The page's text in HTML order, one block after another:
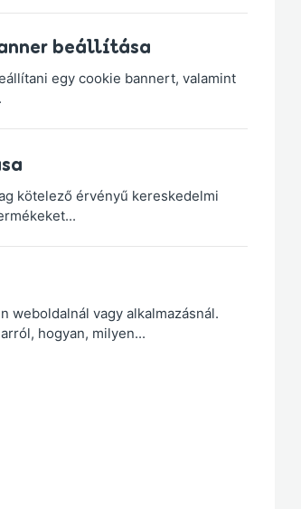
beállítása
egy cookie bannert, valamint
kötelező érvényű kereskedelmi
weboldalnál vagy alkalmazásnál.
hogyan, milyen...